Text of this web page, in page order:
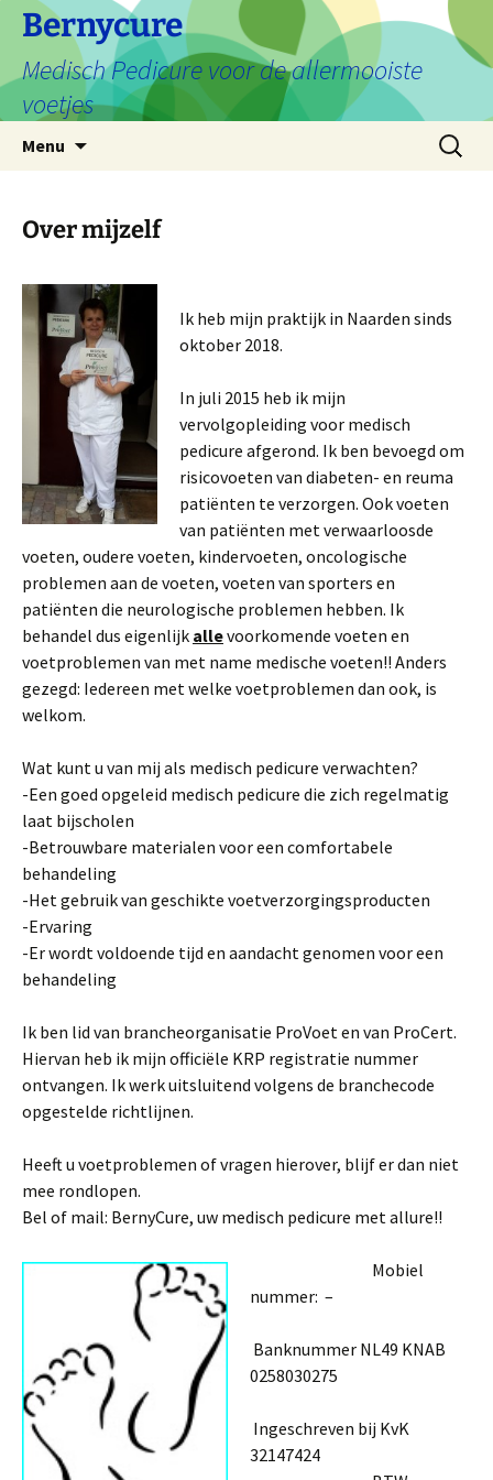
naar
inhoud
Bernycure
Medisch Pedicure voor de allermooiste
voetjes
Menu
Zoeken
naar:
Over mijzelf
Ik heb mijn praktijk in Naarden sinds
oktober 2018.
In juli 2015 heb ik mijn
vervolgopleiding voor medisch
pedicure afgerond. Ik ben bevoegd om
risicovoeten van diabeten- en reuma
patiënten te verzorgen. Ook voeten
van patiënten met verwaarloosde
voeten, oudere voeten, kindervoeten, oncologische
problemen aan de voeten, voeten van sporters en
patiënten die neurologische problemen hebben. Ik
behandel dus eigenlijk allevoorkomende voeten en
voetproblemen van met name medische voeten!! Anders
gezegd: Iedereen met welke voetproblemen dan ook, is
welkom.
Wat kunt u van mij als medisch pedicure verwachten?
-Een goed opgeleid medisch pedicure die zich regelmatig
laat bijscholen
-Betrouwbare materialen voor een comfortabele
behandeling
-Het gebruik van geschikte voetverzorgingsproducten
-Ervaring
-Er wordt voldoende tijd en aandacht genomen voor een
behandeling
Ik ben lid van brancheorganisatie ProVoet en van ProCert.
Hiervan heb ik mijn officiële KRP registratie nummer
ontvangen. Ik werk uitsluitend volgens de branchecode
opgestelde richtlijnen.
Heeft u voetproblemen of vragen hierover, blijf er dan niet
mee rondlopen.
Bel of mail: BernyCure, uw medisch pedicure met allure!!
Mobiel
nummer: –
Banknummer NL49 KNAB
0258030275
Ingeschreven bij KvK
32147424